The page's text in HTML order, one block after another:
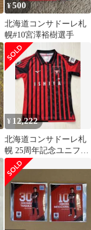
¥500
北海道コンサドーレ札
幌#10宮澤裕樹選手
¥ 12,222
北海道コンサドーレ札
幌 25周年記念ユニフォ
ーム 宮澤裕樹選手 #10